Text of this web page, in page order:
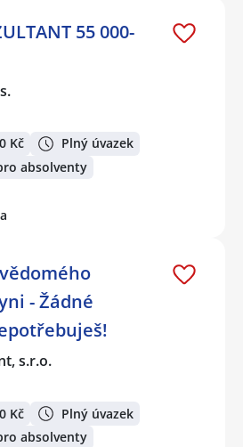
55 000-
Kč
Plný úvazek
absolventy
- Žádné
s.r.o.
Kč
Plný úvazek
absolventy